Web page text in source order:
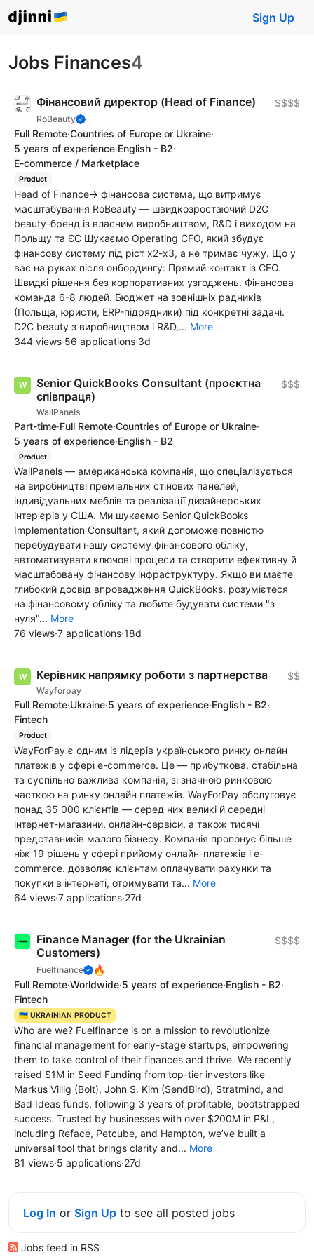
Sign Up
Jobs Finances4
Фінансовий директор (Head of Finance)
RoBeauty
$$$$
Full Remote·Countries of Europe or Ukraine·
5 years of experience·English - B2·
E-commerce / Marketplace
Product
Head of Finance→ фінансова система, що витримує
масштабування RoBeauty — швидкозростаючий D2C
beauty-бренд із власним виробництвом, R&D і виходом на
Польщу та ЄС Шукаємо Operating CFO, який збудує
фінансову систему під ріст x2-x3, а не тримає чужу. Що у
вас на руках після онбордингу: Прямий контакт із CEO.
Швидкі рішення без корпоративних узгоджень. Фінансова
команда 6-8 людей. Бюджет на зовнішніх радників
(Польща, юристи, ERP-підрядники) під конкретні задачі.
D2C beauty з виробництвом і R&D,... More
344 views·56 applications·3d
Senior QuickBooks Consultant (проєктна
співпраця)
WallPanels
$$$
Part-time·Full Remote·Countries of Europe or Ukraine·
5 years of experience·English - B2
Product
WallPanels — американська компанія, що спеціалізується
на виробництві преміальних стінових панелей,
індивідуальних меблів та реалізації дизайнерських
інтер'єрів у США. Ми шукаємо Senior QuickBooks
Implementation Consultant, який допоможе повністю
перебудувати нашу систему фінансового обліку,
автоматизувати ключові процеси та створити ефективну й
масштабовану фінансову інфраструктуру. Якщо ви маєте
глибокий досвід впровадження QuickBooks, розумієтеся
на фінансовому обліку та любите будувати системи "з
нуля"... More
76 views·7 applications·18d
Керівник напрямку роботи з партнерства
Wayforpay
$$
Full Remote·Ukraine·5 years of experience·English - B2·
Fintech
Product
WayForPay є одним із лідерів українського ринку онлайн
платежів у сфері e-commerce. Це — прибуткова, стабільна
та суспільно важлива компанія, зі значною ринковою
часткою на ринку онлайн платежів. WayForPay обслуговує
понад 35 000 клієнтів — серед них великі й середні
інтернет-магазини, онлайн-сервіси, а також тисячі
представників малого бізнесу. Компанія пропонує більше
ніж 19 рішень у сфері прийому онлайн-платежів і e-
commerce. дозволяє клієнтам оплачувати рахунки та
покупки в інтернеті, отримувати та... More
64 views·7 applications·27d
Finance Manager (for the Ukrainian
Customers)
Fuelfinance 🔥
$$$$
Full Remote·Worldwide·5 years of experience·English - B2·
Fintech
🇺🇦 UKRAINIAN PRODUCT
Who are we? Fuelfinance is on a mission to revolutionize
financial management for early-stage startups, empowering
them to take control of their finances and thrive. We recently
raised $1M in Seed Funding from top-tier investors like
Markus Villig (Bolt), John S. Kim (SendBird), Stratmind, and
Bad Ideas funds, following 3 years of profitable, bootstrapped
success. Trusted by businesses with over $200M in P&L,
including Reface, Petcube, and Hampton, we’ve built a
universal tool that brings clarity and... More
81 views·5 applications·27d
Log In or Sign Up to see all posted jobs
Jobs feed in RSS